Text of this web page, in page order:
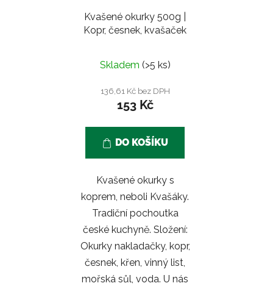
Kvašené okurky 500g |
Kopr, česnek, kvašaček
Skladem (>5 ks)
136,61 Kč bez DPH
153 Kč
DO KOŠÍKU
Kvašené okurky s
koprem, neboli Kvašáky.
Tradiční pochoutka
české kuchyně. Složení:
Okurky nakladačky, kopr,
česnek, křen, vinný list,
mořská sůl, voda. U nás